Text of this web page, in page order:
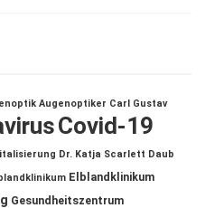
Augenoptiker Carl Gustav
Covid-19
Dr. Katja Scarlett Daub
Elblandklinikum
Gesundheitszentrum